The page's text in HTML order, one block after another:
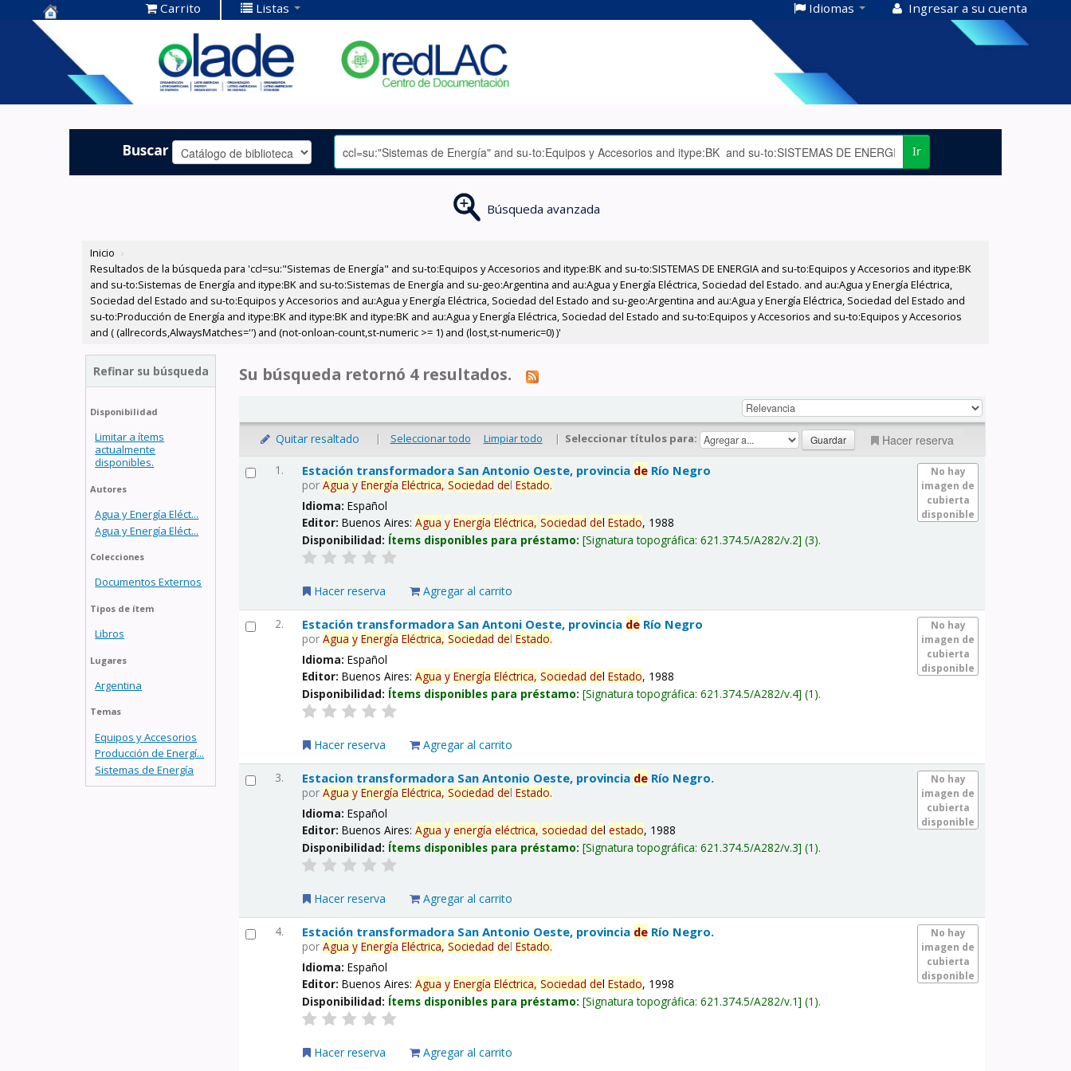
Centro de
Documentación
OLADE -
Carrito Listas Idiomas Ingresar a su cuenta
Buscar Ir
Búsqueda avanzada
Inicio ›
Resultados de la búsqueda para 'ccl=su:"Sistemas de Energía" and su-to:Equipos y Accesorios and itype:BK and su-to:SISTEMAS DE ENERGIA and su-to:Equipos y Accesorios and itype:BK
and su-to:Sistemas de Energía and itype:BK and su-to:Sistemas de Energía and su-geo:Argentina and au:Agua y Energía Eléctrica, Sociedad del Estado. and au:Agua y Energía Eléctrica,
Sociedad del Estado and su-to:Equipos y Accesorios and au:Agua y Energía Eléctrica, Sociedad del Estado and su-geo:Argentina and au:Agua y Energía Eléctrica, Sociedad del Estado and
su-to:Producción de Energía and itype:BK and itype:BK and itype:BK and au:Agua y Energía Eléctrica, Sociedad del Estado and su-to:Equipos y Accesorios and su-to:Equipos y Accesorios
and ( (allrecords,AlwaysMatches='') and (not-onloan-count,st-numeric >= 1) and (lost,st-numeric=0) )'
Refinar su búsqueda
Disponibilidad
Limitar a ítems
actualmente
disponibles.
Autores
Agua y Energía Eléct...
Agua y Energía Eléct...
Colecciones
Documentos Externos
Tipos de ítem
Libros
Lugares
Argentina
Temas
Equipos y Accesorios
Producción de Energí...
Sistemas de Energía
Su búsqueda retornó 4 resultados.
Quitar resaltado | Seleccionar todo Limpiar todo | Seleccionar títulos para: Hacer reserva
1.
No hay
imagen de
cubierta
disponible
Estación transformadora San Antonio Oeste, provincia de Río Negro
porAgua y Energía Eléctrica, Sociedad delEstado.
Idioma:Español
Editor:Buenos Aires:Agua y Energía Eléctrica, Sociedad delEstado, 1988
Disponibilidad: Ítems disponibles para préstamo: Signatura topográfica:621.374.5/A282/v.2 (3).
Hacer reserva Agregar al carrito
2.
No hay
imagen de
cubierta
disponible
Estación transformadora San Antoni Oeste, provincia de Río Negro
porAgua y Energía Eléctrica, Sociedad delEstado.
Idioma:Español
Editor:Buenos Aires:Agua y Energía Eléctrica, Sociedad delEstado, 1988
Disponibilidad: Ítems disponibles para préstamo: Signatura topográfica:621.374.5/A282/v.4 (1).
Hacer reserva Agregar al carrito
3.
No hay
imagen de
cubierta
disponible
Estacion transformadora San Antonio Oeste, provincia de Río Negro.
porAgua y Energía Eléctrica, Sociedad delEstado.
Idioma:Español
Editor:Buenos Aires:Agua y energía eléctrica, sociedad delestado, 1988
Disponibilidad: Ítems disponibles para préstamo: Signatura topográfica:621.374.5/A282/v.3 (1).
Hacer reserva Agregar al carrito
4.
No hay
imagen de
cubierta
disponible
Estación transformadora San Antonio Oeste, provincia de Río Negro.
porAgua y Energía Eléctrica, Sociedad delEstado.
Idioma:Español
Editor:Buenos Aires:Agua y Energía Eléctrica, Sociedad delEstado, 1998
Disponibilidad: Ítems disponibles para préstamo: Signatura topográfica:621.374.5/A282/v.1 (1).
Hacer reserva Agregar al carrito